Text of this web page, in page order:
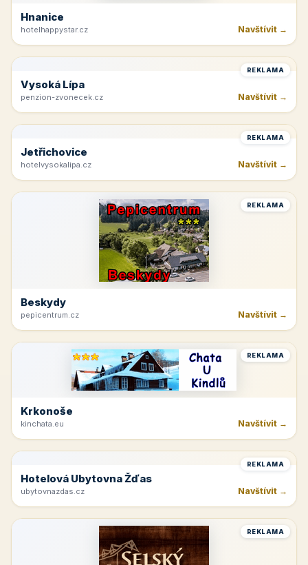
Hnanice
hotelhappystar.cz Navštívit →
REKLAMA
Vysoká Lípa
penzion-zvonecek.cz Navštívit →
Jetřichovice
hotelvysokalipa.cz Navštívit →
pepicentrum.cz
REKLAMA